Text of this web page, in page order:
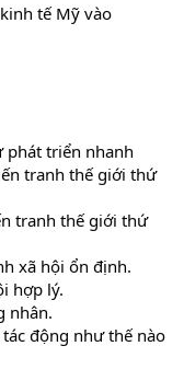
tế Mỹ vào
phát triển nhanh
tranh thế giới thứ
tranh thế giới thứ
xã hội ổn định.
hợp lý.
nhân.
động như thế nào